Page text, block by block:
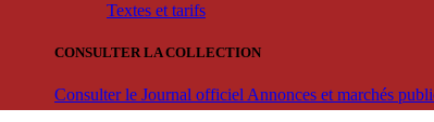
Textes et tarifs
CONSULTER LA COLLECTION
Consulter le Journal officiel Annonces et marchés